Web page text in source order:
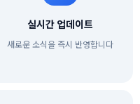
실시간 업데이트
새로운 소식을 즉시 반영합니다